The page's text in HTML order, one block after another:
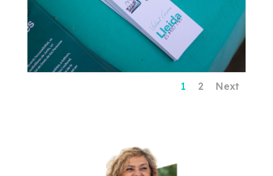
1 2 Next